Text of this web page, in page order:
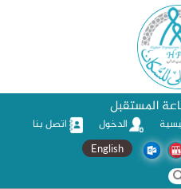
المستقبل
الدخول
اتصل بنا
English